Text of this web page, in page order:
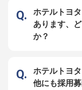
ホテルトヨ
あります、
か？
ホテルトヨ
他にも採用